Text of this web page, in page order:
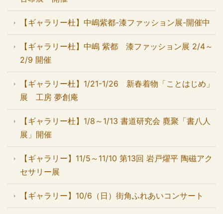
【ギャラリー杜】中嶋紫都-漆ファッション展-開催中
【ギャラリー杜】中嶋 紫都 漆ファッション展 2/4～
2/9 開催
【ギャラリー杜】1/21-1/26 新春着物「ことはじめ」
展 工房 夢創庵
【ギャラリー杜】1/8～1/13 書道研究会 麑聚「書八人
展」開催
【ギャラリー】11/5～11/10 第13回 岩戸燿平 陶磁アク
セサリー展
【ギャラリー】10/6（日）街角ふれあいコンサート